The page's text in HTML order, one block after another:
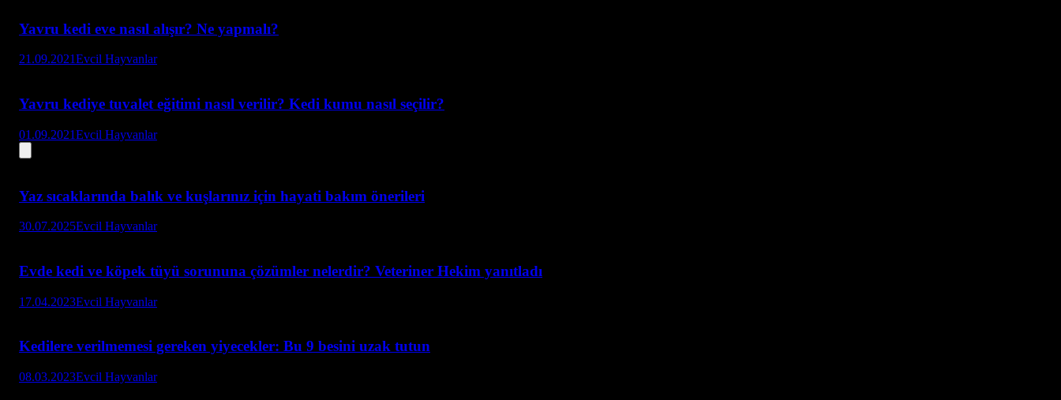
Yavru kedi eve nasıl alışır? Ne yapmalı?
21.09.2021Evcil Hayvanlar
Yavru kediye tuvalet eğitimi nasıl verilir? Kedi kumu nasıl seçilir?
01.09.2021Evcil Hayvanlar
Yaz sıcaklarında balık ve kuşlarınız için hayati bakım önerileri
30.07.2025Evcil Hayvanlar
Evde kedi ve köpek tüyü sorununa çözümler nelerdir? Veteriner Hekim yanıtladı
17.04.2023Evcil Hayvanlar
Kedilere verilmemesi gereken yiyecekler: Bu 9 besini uzak tutun
08.03.2023Evcil Hayvanlar